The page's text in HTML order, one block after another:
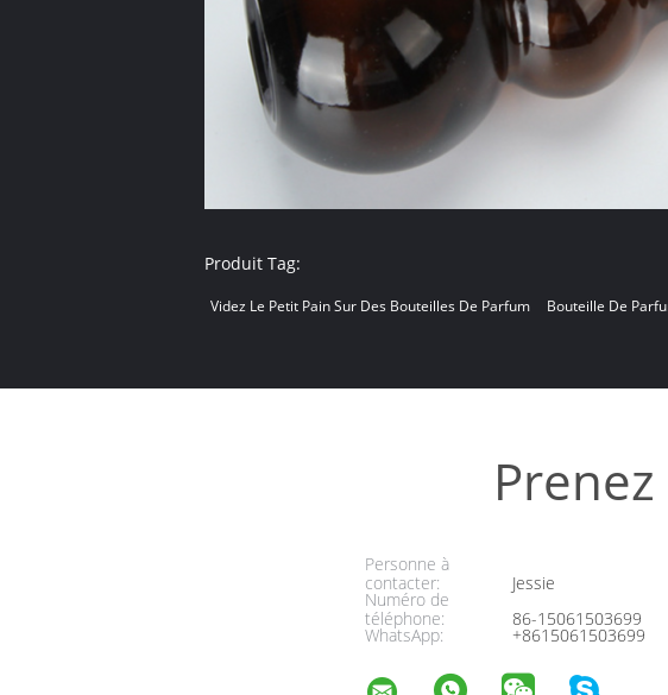
Produit Tag:
Videz Le Petit Pain Sur Des Bouteilles De Parfum Bouteille De
Personne à
contacter:
Jessie
Numéro de
téléphone:
86-15061503699
WhatsApp: +8615061503699